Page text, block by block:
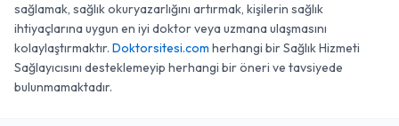
sağlamak, sağlık okuryazarlığını artırmak, kişilerin sağlık
ihtiyaçlarına uygun en iyi doktor veya uzmana ulaşmasını
kolaylaştırmaktır. Doktorsitesi.com herhangi bir Sağlık Hizmeti
Sağlayıcısını desteklemeyip herhangi bir öneri ve tavsiyede
bulunmamaktadır.